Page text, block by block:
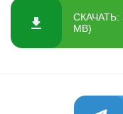
СКАЧАТЬ:
MB)